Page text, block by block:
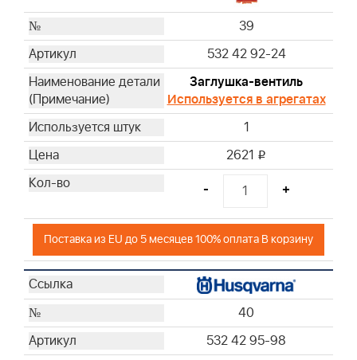
39
532 42 92-24
Заглушка-вентиль
Используется в агрегатах
1
2621 i
- +
Поставка из EU до 5 месяцев 100% оплата В корзину
40
532 42 95-98